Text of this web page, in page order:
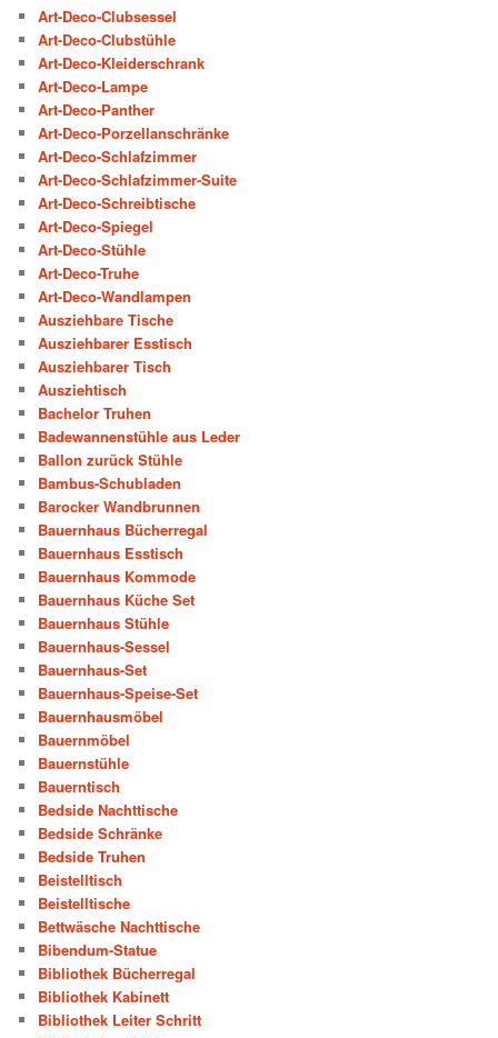
Art-Deco-Clubsessel
Art-Deco-Clubstühle
Art-Deco-Kleiderschrank
Art-Deco-Lampe
Art-Deco-Panther
Art-Deco-Porzellanschränke
Art-Deco-Schlafzimmer
Art-Deco-Schlafzimmer-Suite
Art-Deco-Schreibtische
Art-Deco-Spiegel
Art-Deco-Stühle
Art-Deco-Truhe
Art-Deco-Wandlampen
Ausziehbare Tische
Ausziehbarer Esstisch
Ausziehbarer Tisch
Ausziehtisch
Bachelor Truhen
Badewannenstühle aus Leder
Ballon zurück Stühle
Bambus-Schubladen
Barocker Wandbrunnen
Bauernhaus Bücherregal
Bauernhaus Esstisch
Bauernhaus Kommode
Bauernhaus Küche Set
Bauernhaus Stühle
Bauernhaus-Sessel
Bauernhaus-Set
Bauernhaus-Speise-Set
Bauernhausmöbel
Bauernmöbel
Bauernstühle
Bauerntisch
Bedside Nachttische
Bedside Schränke
Bedside Truhen
Beistelltisch
Beistelltische
Bettwäsche Nachttische
Bibendum-Statue
Bibliothek Bücherregal
Bibliothek Kabinett
Bibliothek Leiter Schritt